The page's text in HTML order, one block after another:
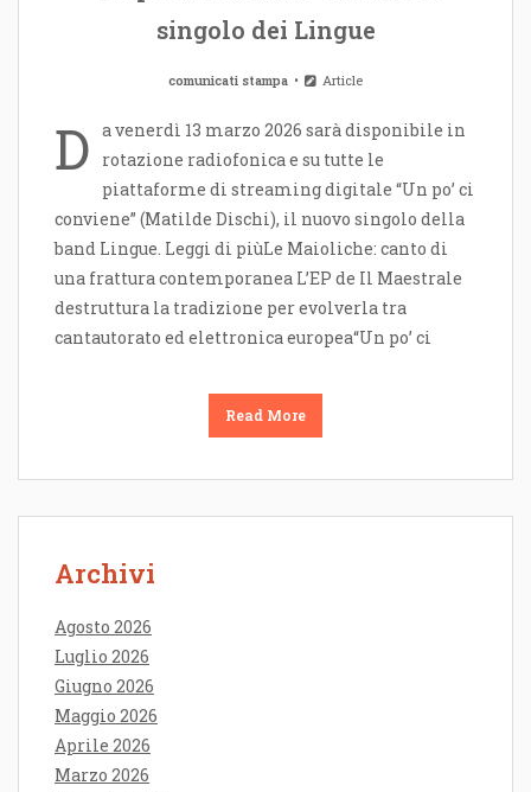
singolo dei Lingue
comunicati stampa Article
D a venerdì 13 marzo 2026 sarà disponibile in
rotazione radiofonica e su tutte le
piattaforme di streaming digitale “Un po’ ci
conviene” (Matilde Dischi), il nuovo singolo della
band Lingue. Leggi di piùLe Maioliche: canto di
una frattura contemporanea L’EP de Il Maestrale
destruttura la tradizione per evolverla tra
cantautorato ed elettronica europea“Un po’ ci
Read More
Archivi
Agosto 2026
Luglio 2026
Giugno 2026
Maggio 2026
Aprile 2026
Marzo 2026